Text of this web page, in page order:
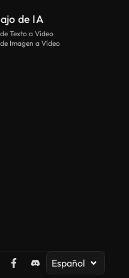
de IA
Texto a Vídeo
Imagen a Vídeo
Español